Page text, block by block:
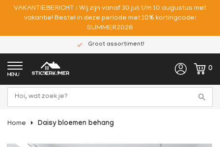
VAKANTIEBERICHT : Wij zijn vanaf 30 juli t/m 10 augustus met
vakantie! Bestel in deze periode met 10% kortingcode:
SUMMER2026
Groot assortiment!
MENU
0
Home Daisy bloemen behang